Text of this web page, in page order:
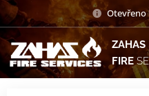
Otevřeno
ZAHAS
FIRE